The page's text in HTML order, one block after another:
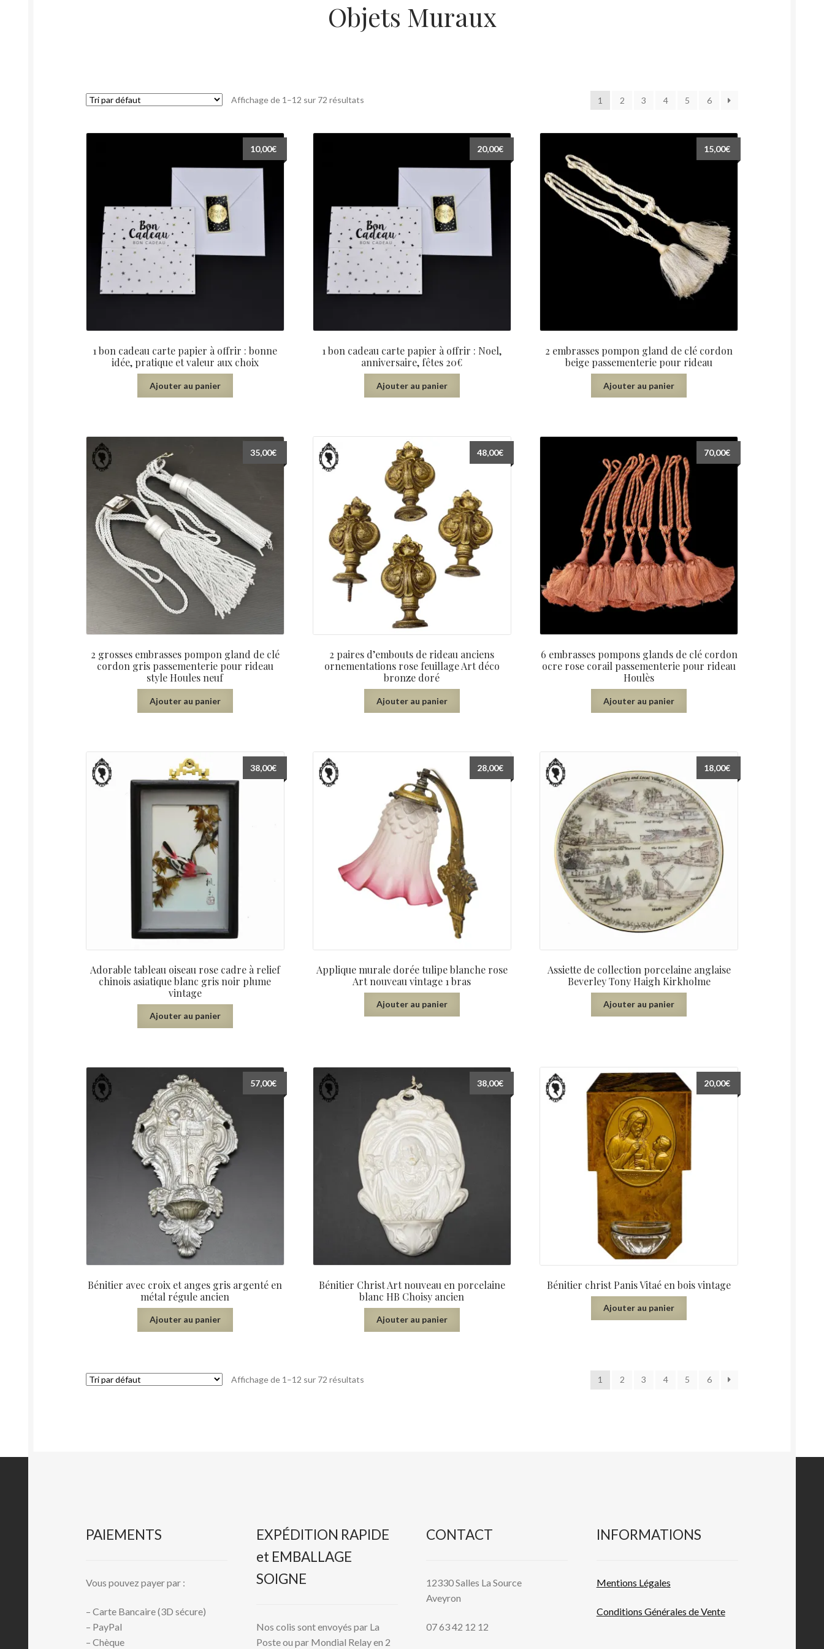
Objets Muraux
Affichage de 1–12 sur 72 résultats 1 2 3 4 5 6
1 bon cadeau carte papier à offrir : bonne
idée, pratique et valeur aux choix
10,00€
Ajouter au panier
1 bon cadeau carte papier à offrir : Noel,
anniversaire, fêtes 20€
20,00€
Ajouter au panier
2 embrasses pompon gland de clé cordon
beige passementerie pour rideau
15,00€
Ajouter au panier
2 grosses embrasses pompon gland de clé
cordon gris passementerie pour rideau
style Houles neuf
35,00€
Ajouter au panier
2 paires d’embouts de rideau anciens
ornementations rose feuillage Art déco
bronze doré
48,00€
Ajouter au panier
6 embrasses pompons glands de clé cordon
ocre rose corail passementerie pour rideau
Houlès
70,00€
Ajouter au panier
Adorable tableau oiseau rose cadre à relief
chinois asiatique blanc gris noir plume
vintage
38,00€
Ajouter au panier
Applique murale dorée tulipe blanche rose
Art nouveau vintage 1 bras
28,00€
Ajouter au panier
Assiette de collection porcelaine anglaise
Beverley Tony Haigh Kirkholme
18,00€
Ajouter au panier
Bénitier avec croix et anges gris argenté en
métal régule ancien
57,00€
Ajouter au panier
Bénitier Christ Art nouveau en porcelaine
blanc HB Choisy ancien
38,00€
Ajouter au panier
Bénitier christ Panis Vitaé en bois vintage
20,00€
Ajouter au panier
Affichage de 1–12 sur 72 résultats 1 2 3 4 5 6
PAIEMENTS
Vous pouvez payer par :
– Carte Bancaire (3D sécure)
– PayPal
– Chèque
EXPÉDITION RAPIDE
et EMBALLAGE
SOIGNE
Nos colis sont envoyés par La
Poste ou par Mondial Relay en 2
CONTACT
12330 Salles La Source
Aveyron
07 63 42 12 12
INFORMATIONS
Mentions L égales
Conditions Générales deVente